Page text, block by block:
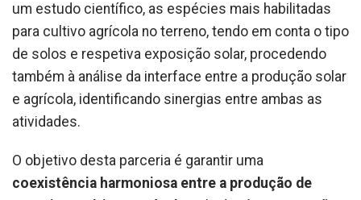
um estudo científico, as espécies mais habilitadas
para cultivo agrícola no terreno, tendo em conta o tipo
de solos e respetiva exposição solar, procedendo
também à análise da interface entre a produção solar
e agrícola, identificando sinergias entre ambas as
atividades.
O objetivo desta parceria é garantir uma
coexistência harmoniosa entre a produção de